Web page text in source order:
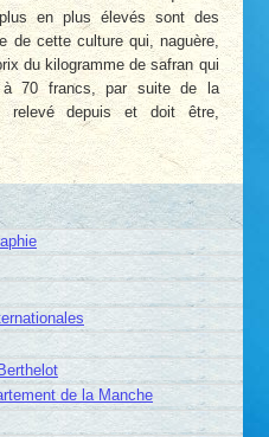
en plus élevés sont des
de cette culture qui, naguère,
du kilogramme de safran qui
70 francs, par suite de la
relevé depuis et doit être,
de la Manche